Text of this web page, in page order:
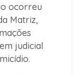
ocorreu
Matriz,
judicial